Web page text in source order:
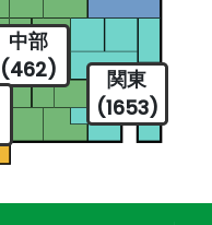
関東
(1653)
中部
(462)